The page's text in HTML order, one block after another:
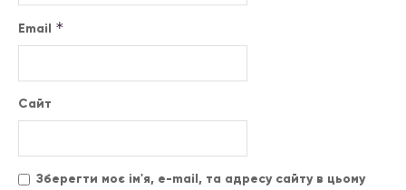
Email *
Сайт
Зберегти моє ім'я, e-mail, та адресу сайту в цьому